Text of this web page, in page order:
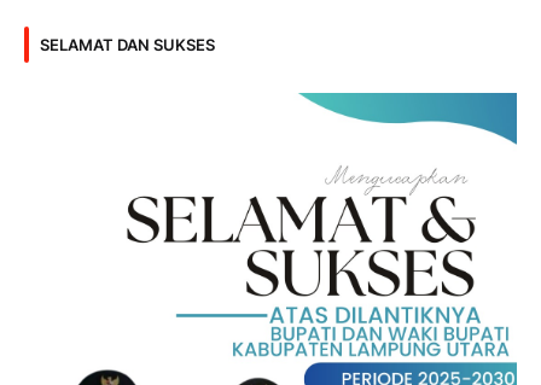
SELAMAT DAN SUKSES